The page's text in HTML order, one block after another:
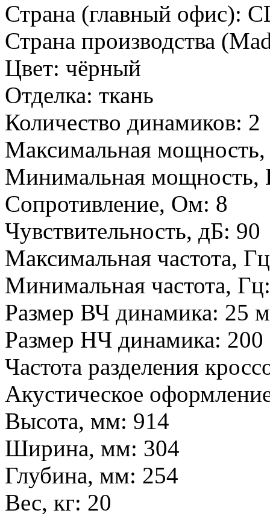
Страна (главный офис):
Страна производства
Цвет: чёрный
Отделка: ткань
Количество динамиков: 2
Максимальная
Минимальная
Сопротивление, Ом: 8
Чувствительность, дБ: 90
Максимальная частота,
Минимальная частота,
Размер ВЧ динамика: 25
Размер НЧ динамика:
Частота разделения
Акустическое
Высота, мм: 914
Ширина, мм: 304
Глубина, мм: 254
Вес, кг: 20